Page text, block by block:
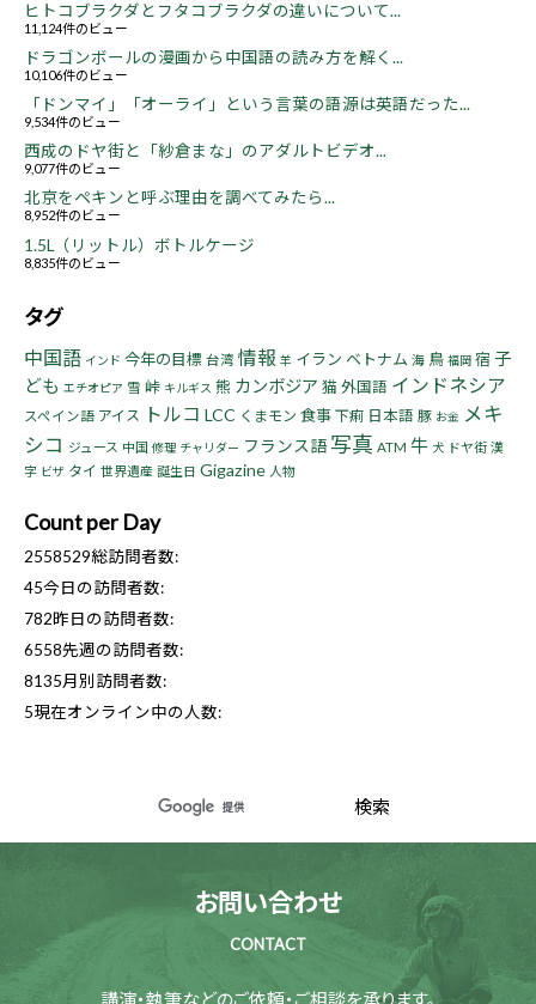
ヒトコブラクダとフタコブラクダの違いについて...
11,124件のビュー
ドラゴンボールの漫画から中国語の読み方を解く...
10,106件のビュー
「ドンマイ」「オーライ」という言葉の語源は英語だった...
9,534件のビュー
西成のドヤ街と「紗倉まな」のアダルトビデオ...
9,077件のビュー
北京をペキンと呼ぶ理由を調べてみたら...
8,952件のビュー
1.5L（リットル）ボトルケージ
8,835件のビュー
タグ
中国語 インド 今年の目標 台湾 情報 羊 イラン ベトナム 海 鳥 福岡 宿 子
ども エチオピア 雪 峠 キルギス 熊 カンボジア 猫 外国語 インドネシア
スペイン語 アイス トルコ LCC くまモン 食事 下痢 日本語 豚 お金 メキ
シコ ジュース 中国 修理 チャリダー フランス語 写真 ATM 牛 犬 ドヤ街 漢
字 ビザ タイ 世界遺産 誕生日 Gigazine 人物
Count per Day
2558529総訪問者数:
45今日の訪問者数:
782昨日の訪問者数:
6558先週の訪問者数:
8135月別訪問者数:
5現在オンライン中の人数:
お問い合わせ
CONTACT
講演・執筆などのご依頼・ご相談を承ります。